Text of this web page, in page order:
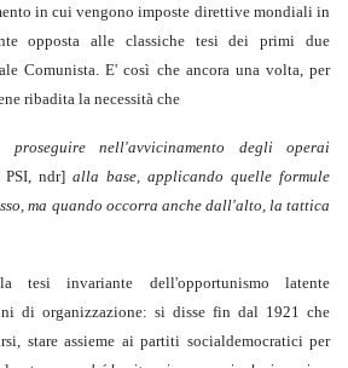
in cui vengono imposte direttive mondiali in
opposta alle classiche tesi dei primi due
Comunista. E' così che ancora una volta, per
ribadita la necessità che
nell'avvicinamento degli operai
PSI, ndr] alla base, applicando quelle formule
ma quando occorra anche dall'alto, la tattica
tesi invariante dell'opportunismo latente
di organizzazione: si disse fin dal 1921 che
stare assieme ai partiti socialdemocratici per